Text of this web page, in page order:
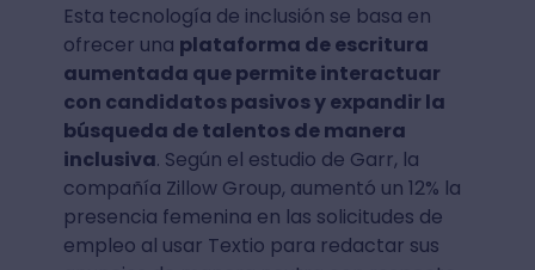
Esta tecnología de inclusión se basa en
ofrecer una plataforma de escritura
aumentada que permite interactuar
con candidatos pasivos y expandir la
búsqueda de talentos de manera
inclusiva. Según el estudio de Garr, la
compañía Zillow Group, aumentó un 12% la
presencia femenina en las solicitudes de
empleo al usar Textio para redactar sus